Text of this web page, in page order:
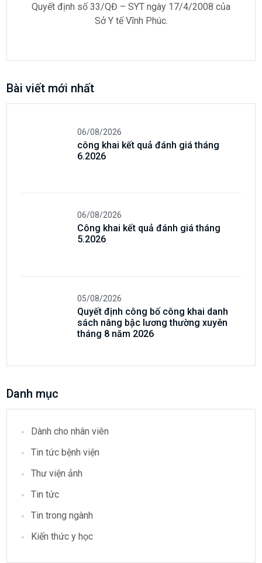
Quyết định số 33/QĐ – SYT ngày 17/4/2008 của
Sở Y tế Vĩnh Phúc.
Bài viết mới nhất
06/08/2026
công khai kết quả đánh giá tháng
6.2026
06/08/2026
Công khai kết quả đánh giá tháng
5.2026
05/08/2026
Quyết định công bố công khai danh
sách nâng bậc lương thường xuyên
tháng 8 năm 2026
Danh mục
Dành cho nhân viên
Tin tức bệnh viện
Thư viện ảnh
Tin tức
Tin trong ngành
Kiến thức y học